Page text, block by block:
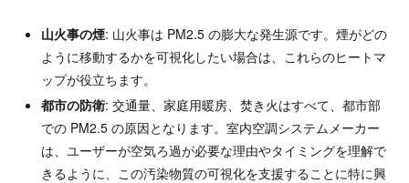
山火事の煙: 山火事は PM2.5 の膨大な発生源です。煙がどの
ように移動するかを可視化したい場合は、これらのヒートマ
ップが役立ちます。
都市の防衛: 交通量、家庭用暖房、焚き火はすべて、都市部
での PM2.5 の原因となります。室内空調システムメーカー
は、ユーザーが空気ろ過が必要な理由やタイミングを理解で
きるように、この汚染物質の可視化を支援することに特に興